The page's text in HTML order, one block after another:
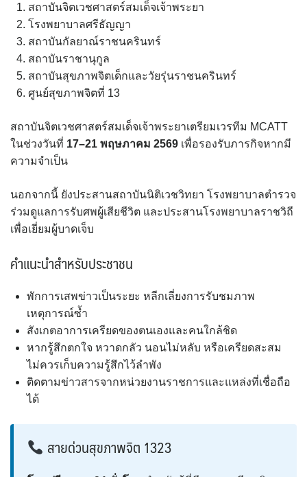
สถาบันจิตเวชศาสตร์สมเด็จเจ้าพระยา
โรงพยาบาลศรีธัญญา
สถาบันกัลยาณ์ราชนครินทร์
สถาบันราชานุกูล
สถาบันสุขภาพจิตเด็กและวัยรุ่นราชนครินทร์
ศูนย์สุขภาพจิตที่ 13
สถาบันจิตเวชศาสตร์สมเด็จเจ้าพระยาเตรียมเวรทีม MCATT
ในช่วงวันที่ 17–21 พฤษภาคม 2569 เพื่อรองรับภารกิจหากมี
ความจำเป็น
นอกจากนี้ ยังประสานสถาบันนิติเวชวิทยา โรงพยาบาลตำรวจ
ร่วมดูแลการรับศพผู้เสียชีวิต และประสานโรงพยาบาลราชวิถี
เพื่อเยี่ยมผู้บาดเจ็บ
คำแนะนำสำหรับประชาชน
พักการเสพข่าวเป็นระยะ หลีกเลี่ยงการรับชมภาพ
เหตุการณ์ซ้ำ
สังเกตอาการเครียดของตนเองและคนใกล้ชิด
หากรู้สึกตกใจ หวาดกลัว นอนไม่หลับ หรือเครียดสะสม
ไม่ควรเก็บความรู้สึกไว้ลำพัง
ติดตามข่าวสารจากหน่วยงานราชการและแหล่งที่เชื่อถือ
ได้
สายด่วนสุขภาพจิต 1323